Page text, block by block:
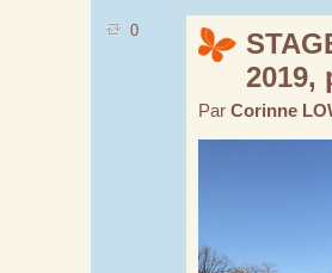
0
2019,
Par Corinne